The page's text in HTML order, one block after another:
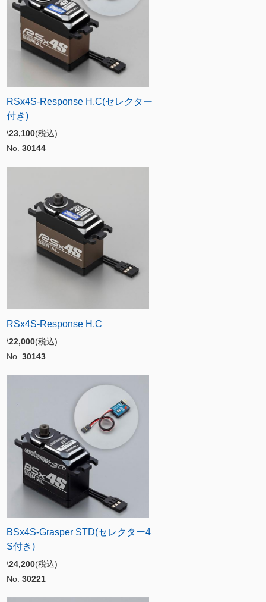
RSx4S-Response H.C(セレクター
付き)
\23,100(税込)
No. 30144
RSx4S-Response H.C
\22,000(税込)
No. 30143
BSx4S-Grasper STD(セレクター4
S付き)
\24,200(税込)
No. 30221